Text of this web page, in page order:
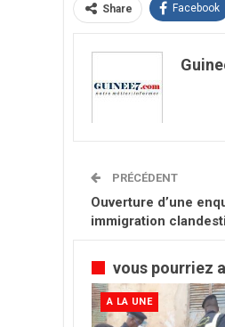
Share Facebook
PRÉCÉDENT
Ouverture d’une
immigration
vous pourriez
A LA UNE